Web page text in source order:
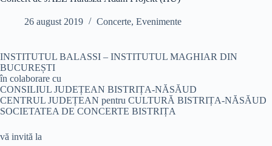
26 august 2019 Concerte, Evenimente
INSTITUTUL BALASSI – INSTITUTUL MAGHIAR DIN
BUCUREȘTI
în colaborare cu
CONSILIUL JUDEȚEAN BISTRIȚA-NĂSĂUD
CENTRUL JUDEȚEAN pentru CULTURĂ BISTRIȚA-NĂSĂUD
SOCIETATEA DE CONCERTE BISTRIȚA
vă invită la